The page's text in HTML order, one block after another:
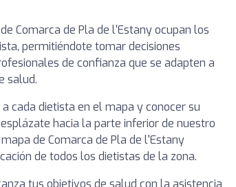
Comarca de Pla de l'Estany ocupan los
permitiéndote tomar decisiones
de confianza que se adapten a
salud.
cada dietista en el mapa y conocer su
hacia la parte inferior de nuestro
de Comarca de Pla de l'Estany
de todos los dietistas de la zona.
tus objetivos de salud con la asistencia